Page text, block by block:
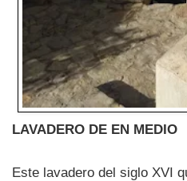
LAVADERO DE EN MEDIO
Este lavadero del siglo XVI